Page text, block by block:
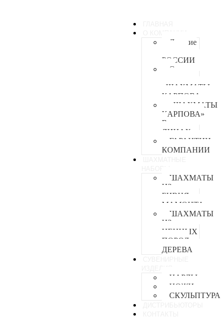
Лучшие
РОССИИ
О
«ШАХМАТЫ
КАРПОВА»
«ШАХМАТЫ
КАРПОВА»
В
ЛИЦАХ
ГАРАНТИИ
КОМПАНИИ
ШАХМАТЫ
ИЗ
БИВНЯ
МАМОНТА
ШАХМАТЫ
ИЗ
ЦЕННЫХ
ПОРОД
ДЕРЕВА
НАРДЫ
НОЖИ
СКУЛЬПТУРА